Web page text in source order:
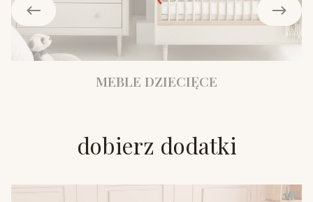
MEBLE DZIECIĘCE
dobierz dodatki